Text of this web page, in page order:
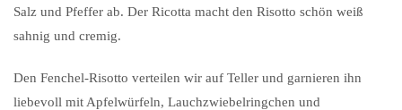
Salz und Pfeffer ab. Der Ricotta macht den Risotto schön weiß
sahnig und cremig.
Den Fenchel-Risotto verteilen wir auf Teller und garnieren ihn
liebevoll mit Apfelwürfeln, Lauchzwiebelringchen und